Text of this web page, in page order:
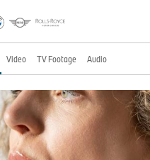
Video TV Footage Audio